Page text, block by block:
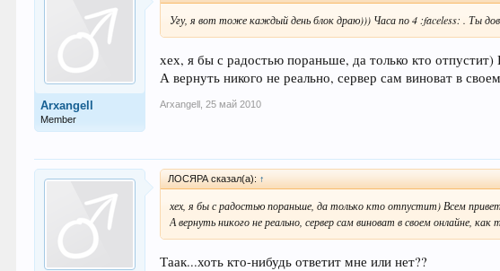
Arxangell
Member
Угу, я вот тоже каждый день блок драю))) Часа по 4 :faceless: . Ты
хех, я бы с радостью пораньше, да только кто
А вернуть никого не реально, сервер сам виноват в
Arxangell 25 май 2010
ЛОСЯРА сказал(а): ↑
хех, я бы с радостью пораньше, да только кто отпустит) Всем
А вернуть никого не реально, сервер сам виноват в своем онлайне,
Таак...хоть кто-нибудь ответит мне или нет??